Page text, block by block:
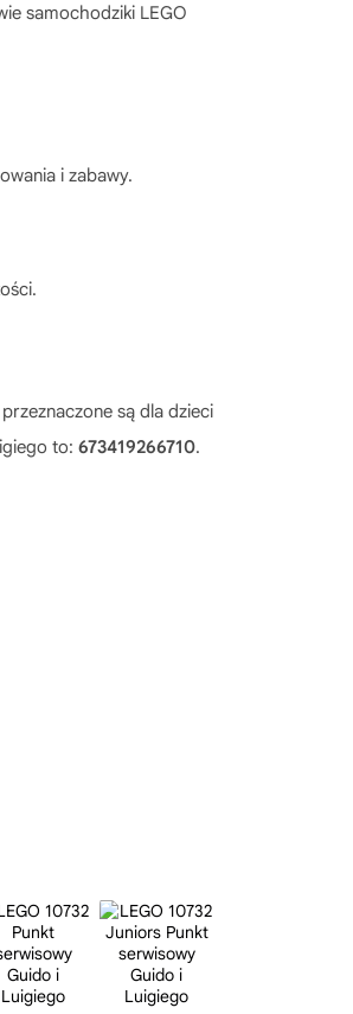
samochodziki LEGO
i zabawy.
są dla dzieci
to: 673419266710.